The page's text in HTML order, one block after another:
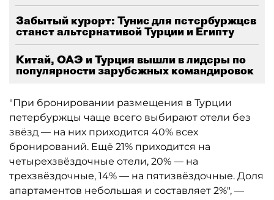
Забытый курорт: Тунис для петербуржцев
станет альтернативой Турции и Египту
Китай, ОАЭ и Турция вышли в лидеры по
популярности зарубежных командировок
"При бронировании размещения в Турции
петербуржцы чаще всего выбирают отели без
звёзд — на них приходится 40% всех
бронирований. Ещё 21% приходится на
четырехзвёздочные отели, 20% — на
трехзвёздочные, 14% — на пятизвёздочные. Доля
апартаментов небольшая и составляет 2%", —